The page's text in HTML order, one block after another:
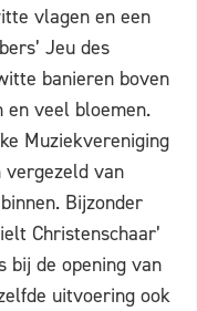
vlagen en een
Jeu des
banieren boven
en veel bloemen.
Muziekvereniging
van
Bijzonder
Christenschaar’
bij de opening van
uitvoering ook